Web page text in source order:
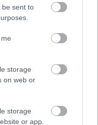
be sent to
storage
on web or
storage
or app.
nyhetsbrev
Prenumerera